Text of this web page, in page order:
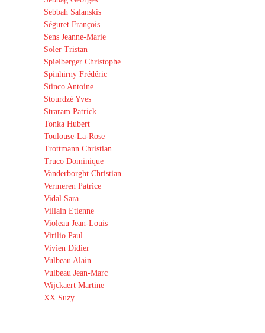
Sebbah Salanskis
Séguret François
Sens Jeanne-Marie
Soler Tristan
Spielberger Christophe
Spinhirny Frédéric
Stinco Antoine
Stourdzé Yves
Straram Patrick
Tonka Hubert
Toulouse-La-Rose
Trottmann Christian
Truco Dominique
Vanderborght Christian
Vermeren Patrice
Vidal Sara
Villain Etienne
Violeau Jean-Louis
Virilio Paul
Vivien Didier
Vulbeau Alain
Vulbeau Jean-Marc
Wijckaert Martine
XX Suzy